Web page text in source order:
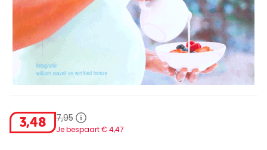
3,48 7,95
Je bespaart € 4,47